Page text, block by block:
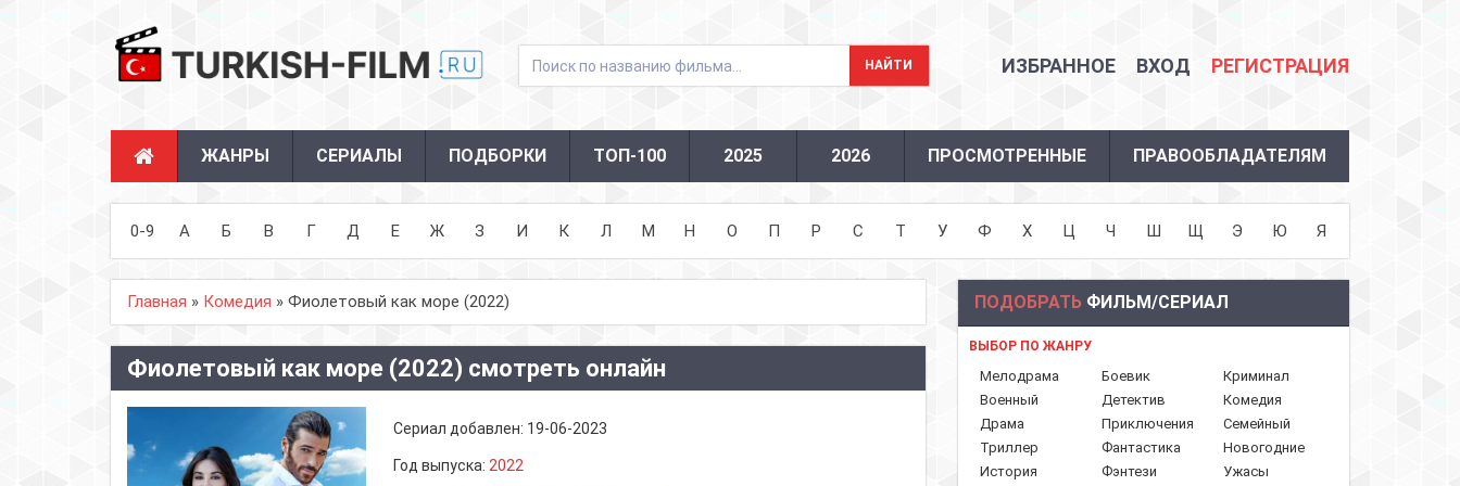
ИЗБРАННОЕ ВХОД РЕГИСТРАЦИЯ
ЖАНРЫ СЕРИАЛЫ ПОДБОРКИ ТОП-100 2025 2026 ПРОСМОТРЕННЫЕ ПРАВООБЛАДАТЕЛЯМ
0-9 А Б В Г Д Е Ж З И К Л М Н О П Р С Т У Ф Х Ц Ч Ш Щ Э Ю Я
Главная » Комедия » Фиолетовый как море (2022)
Фиолетовый как море (2022) смотреть онлайн
Сериал добавлен: 19-06-2023
Год выпуска: 2022
ПОДОБРАТЬ ФИЛЬМ/СЕРИАЛ
ВЫБОР ПО ЖАНРУ
Мелодрама Боевик
Криминал
Военный
Детектив
Комедия
Драма
Приключения
Семейный
Триллер
Фантастика
Новогодние
История
Фэнтези
Ужасы